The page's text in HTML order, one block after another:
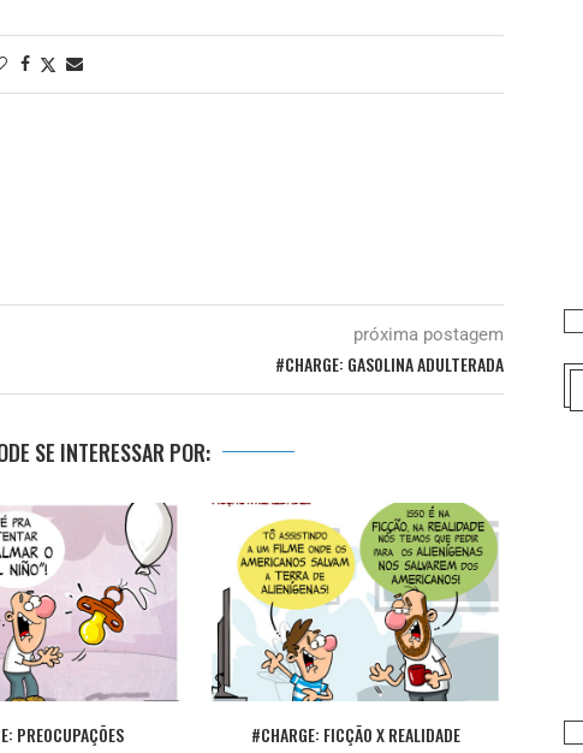
próxima postagem
#CHARGE: GASOLINA ADULTERADA
SE INTERESSAR POR:
PREOCUPAÇÕES #CHARGE: FICÇÃO X REALIDADE